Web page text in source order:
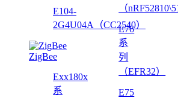
E104-
2G4U04A（CC2540）
ZigBee
Exx180x
系
（
E76
系
列
（EFR32）
E75